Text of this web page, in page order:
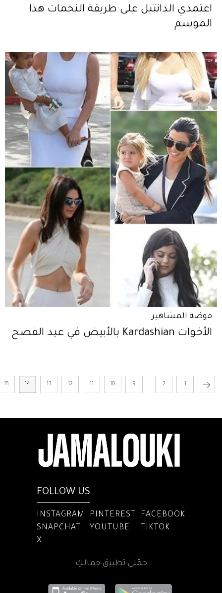
اعتمدي الدانتيل على طريقة النجمات هذا
الموسم
موضة المشاهير
الأخوات Kardashian بالأبيض في عيد الفصح
1
2
...
9
10
11
12
13
14
15
FOLLOW US
INSTAGRAM PINTEREST
FACEBOOK
SNAPCHAT
YOUTUBE
TIKTOK
X
حمّلي تطبيق جمالكِ